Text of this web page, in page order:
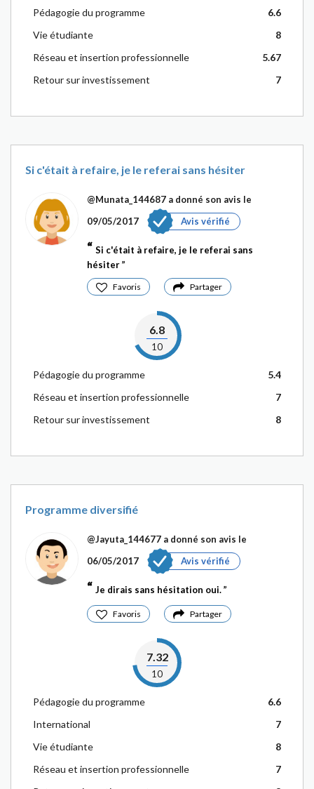
Pédagogie du programme
6.6
Vie étudiante
8
Réseau et insertion professionnelle
5.67
Retour sur investissement
7
Si c'était à refaire, je le referai sans hésiter
@Munata_144687 a donné son avis le
09/05/2017
Avis vérifié
Si c'était à refaire, je le referai sans
hésiter
Favoris Partager
6.8
10
Pédagogie du programme
5.4
Réseau et insertion professionnelle
7
Retour sur investissement
8
Programme diversifié
@Jayuta_144677 a donné son avis le
06/05/2017
Avis vérifié
Je dirais sans hésitation oui.
Favoris Partager
7.32
10
Pédagogie du programme
6.6
International
7
Vie étudiante
8
Réseau et insertion professionnelle
7